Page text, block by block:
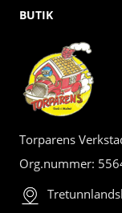
BUTIK
Torparens
Org.nummer: